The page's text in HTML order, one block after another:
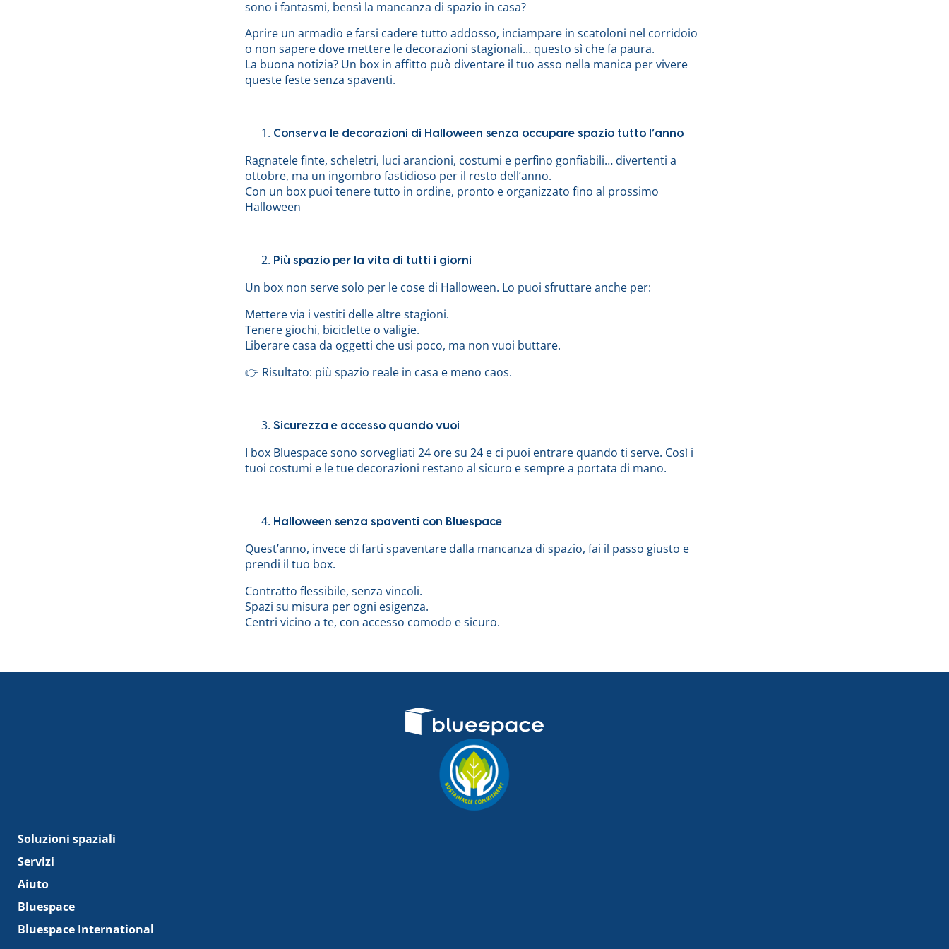
sono i fantasmi, bensì la mancanza di spazio in casa?
Aprire un armadio e farsi cadere tutto addosso, inciampare in scatoloni nel corridoio
o non sapere dove mettere le decorazioni stagionali… questo sì che fa paura.
La buona notizia? Un box in affitto può diventare il tuo asso nella manica per vivere
queste feste senza spaventi.
Conserva le decorazioni di Halloween senza occupare spazio tutto l’anno
Ragnatele finte, scheletri, luci arancioni, costumi e perfino gonfiabili… divertenti a
ottobre, ma un ingombro fastidioso per il resto dell’anno.
Con un box puoi tenere tutto in ordine, pronto e organizzato fino al prossimo
Halloween
Più spazio per la vita di tutti i giorni
Un box non serve solo per le cose di Halloween. Lo puoi sfruttare anche per:
Mettere via i vestiti delle altre stagioni.
Tenere giochi, biciclette o valigie.
Liberare casa da oggetti che usi poco, ma non vuoi buttare.
👉 Risultato: più spazio reale in casa e meno caos.
Sicurezza e accesso quando vuoi
I box Bluespace sono sorvegliati 24 ore su 24 e ci puoi entrare quando ti serve. Così i
tuoi costumi e le tue decorazioni restano al sicuro e sempre a portata di mano.
Halloween senza spaventi con Bluespace
Quest’anno, invece di farti spaventare dalla mancanza di spazio, fai il passo giusto e
prendi il tuo box.
Contratto flessibile, senza vincoli.
Spazi su misura per ogni esigenza.
Centri vicino a te, con accesso comodo e sicuro.
Soluzioni spaziali
Servizi
Aiuto
Bluespace
Bluespace International